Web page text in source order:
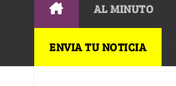
AL MINUTO
ENVIA TU NOTICIA